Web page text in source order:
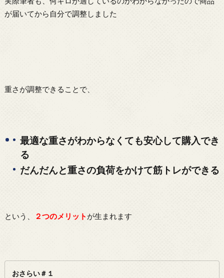
が届いてから自分で調整しました
重さが調整できることで、
最適な重さがわからなくても安心して購入でき
る
だんだんと重さの負荷をかけて筋トレができる
という、 ２つのメリット が生まれます
おさらい＃１